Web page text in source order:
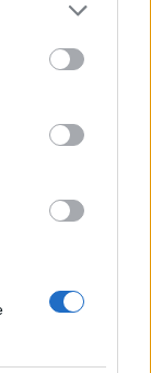
more Google
may click to
tags to
below Google
of the
Jerseyben
egyik
test
Yorkban,
újra New
Dr. Alfred
ahol